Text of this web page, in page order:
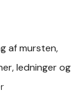
af mursten,
ledninger og